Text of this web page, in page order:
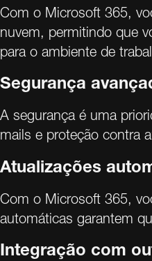
Com o Microsoft 365,
nuvem, permitindo que
para o ambiente de
Segurança
A segurança é uma
mails e proteção contra
Atualizações
Com o Microsoft 365,
automáticas garantem
Integração com